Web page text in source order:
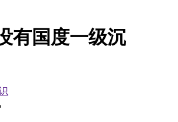
有国度一级沉